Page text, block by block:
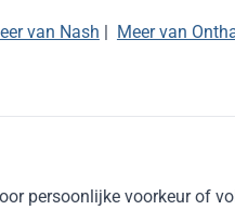
van Nash | Meer van
persoonlijke voorkeur of